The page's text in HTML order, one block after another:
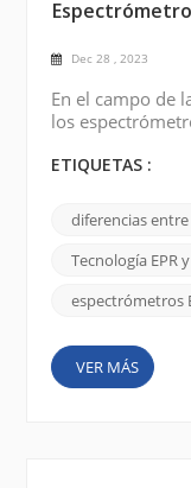
Dec 28 , 2023
En el campo de
los
resonancia
similares,
dos técnicas.
espectrómetros
ETIQUETAS :
diferencias entre
Tecnología EPR
espectrómetros
VER MÁS